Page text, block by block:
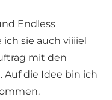
Endless
sie auch viiiiel
mit den
Auf die Idee bin ich